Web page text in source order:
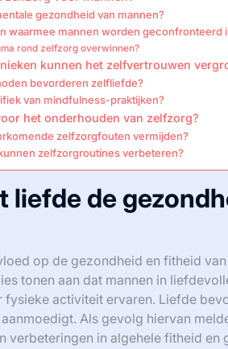
gezondheid van mannen?
waarmee mannen worden geconfronteerd
rond zelfzorg overwinnen?
kunnen het zelfvertrouwen
bevorderen zelfliefde?
van mindfulness-praktijken?
het onderhouden van zelfzorg?
zelfzorgfouten vermijden?
zelfzorgroutines verbeteren?
liefde de
op de gezondheid en fitheid
tonen aan dat mannen in
fysieke activiteit ervaren. Liefde
Als gevolg hiervan
verbeteringen in algehele fitheid en